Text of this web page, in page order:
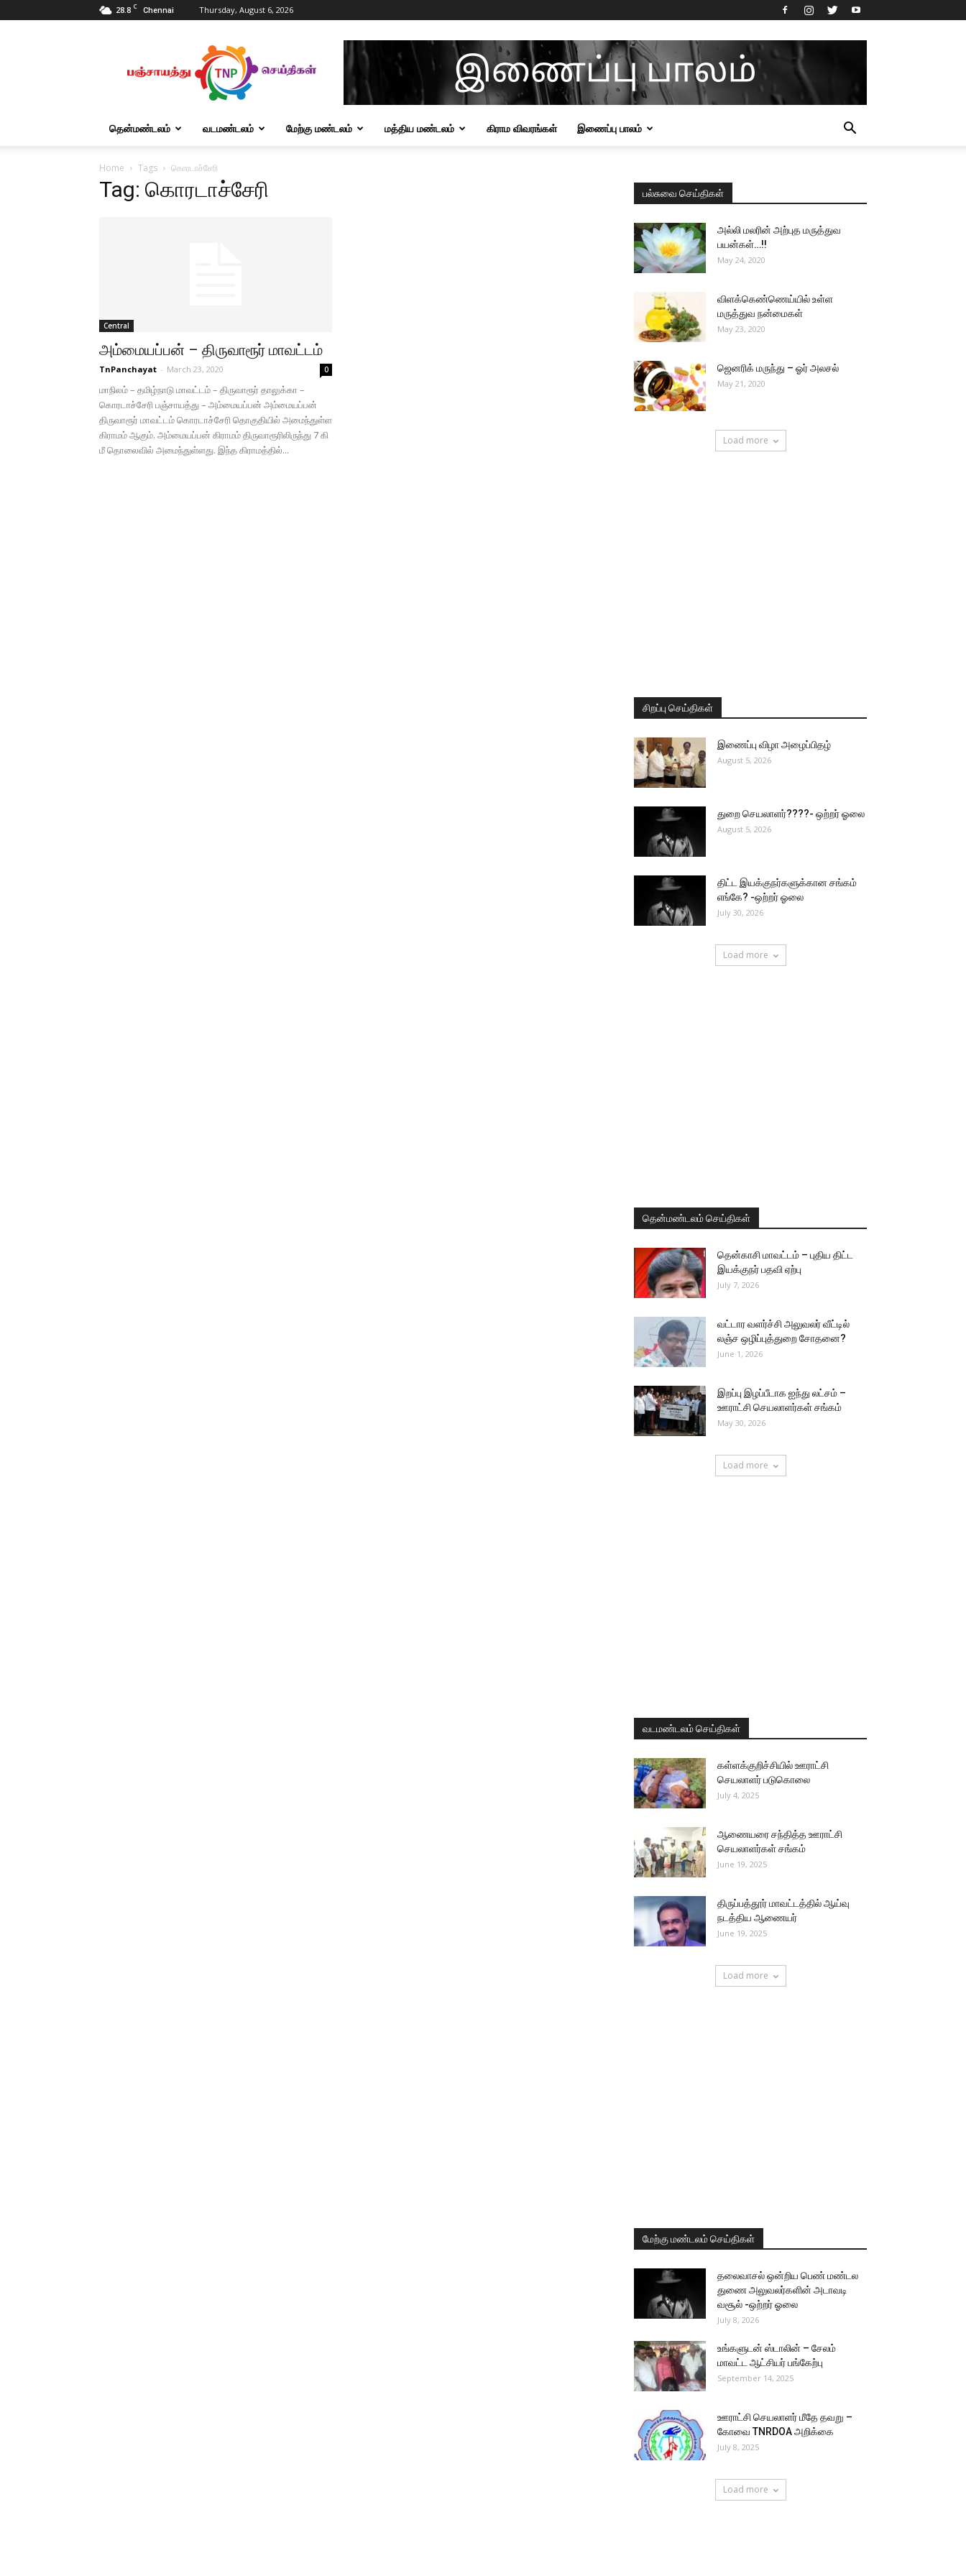
28.8 C Chennai Thursday, August 6, 2026
Tnpanchayat
தென்மண்டலம் வடமண்டலம் மேற்கு மண்டலம் மத்திய மண்டலம் கிராம விவரங்கள் இணைப்பு பாலம்
Home Tags கொரடாச்சேரி
Tag: கொரடாச்சேரி
Central
அம்மையப்பன் – திருவாரூர் மாவட்டம்
TnPanchayat - March 23, 2020 0
மாநிலம் – தமிழ்நாடு மாவட்டம் – திருவாரூர் தாலுக்கா –
கொரடாச்சேரி பஞ்சாயத்து – அம்மையப்பன் அம்மையப்பன்
திருவாரூர் மாவட்டம் கொரடாச்சேரி தொகுதியில் அமைந்துள்ள
கிராமம் ஆகும். அம்மையப்பன் கிராமம் திருவாரூரிலிருந்து 7 கி
மீ தொலைவில் அமைந்துள்ளது. இந்த கிராமத்தில்...
பல்சுவை செய்திகள்
அல்லி மலரின் அற்புத மருத்துவ
பயன்கள்…!!
May 24, 2020
விளக்கெண்ணெய்யில் உள்ள
மருத்துவ நன்மைகள்
May 23, 2020
ஜெனரிக் மருந்து – ஓர் அலசல்
May 21, 2020
Load more
சிறப்பு செய்திகள்
இணைப்பு விழா அழைப்பிதழ்
August 5, 2026
துறை செயலாளர்????- ஒற்றர் ஓலை
August 5, 2026
திட்ட இயக்குநர்களுக்கான சங்கம்
எங்கே? -ஒற்றர் ஓலை
July 30, 2026
Load more
தென்மண்டலம் செய்திகள்
தென்காசி மாவட்டம் – புதிய திட்ட
இயக்குநர் பதவி ஏற்பு
July 7, 2026
வட்டார வளர்ச்சி அலுவலர் வீட்டில்
லஞ்ச ஒழிப்புத்துறை சோதனை?
June 1, 2026
இறப்பு இழப்பீடாக ஐந்து லட்சம் –
ஊராட்சி செயலாளர்கள் சங்கம்
May 30, 2026
Load more
வடமண்டலம் செய்திகள்
கள்ளக்குறிச்சியில் ஊராட்சி
செயலாளர் படுகொலை
July 4, 2025
ஆணையரை சந்தித்த ஊராட்சி
செயலாளர்கள் சங்கம்
June 19, 2025
திருப்பத்தூர் மாவட்டத்தில் ஆய்வு
நடத்திய ஆணையர்
June 19, 2025
Load more
மேற்கு மண்டலம் செய்திகள்
தலைவாசல் ஒன்றிய பெண் மண்டல
துணை அலுவலர்களின் அடாவடி
வசூல் -ஒற்றர் ஓலை
July 8, 2026
உங்களுடன் ஸ்டாலின் – சேலம்
மாவட்ட ஆட்சியர் பங்கேற்பு
September 14, 2025
ஊராட்சி செயலாளர் மீதே தவறு –
கோவை TNRDOA அறிக்கை
July 8, 2025
Load more